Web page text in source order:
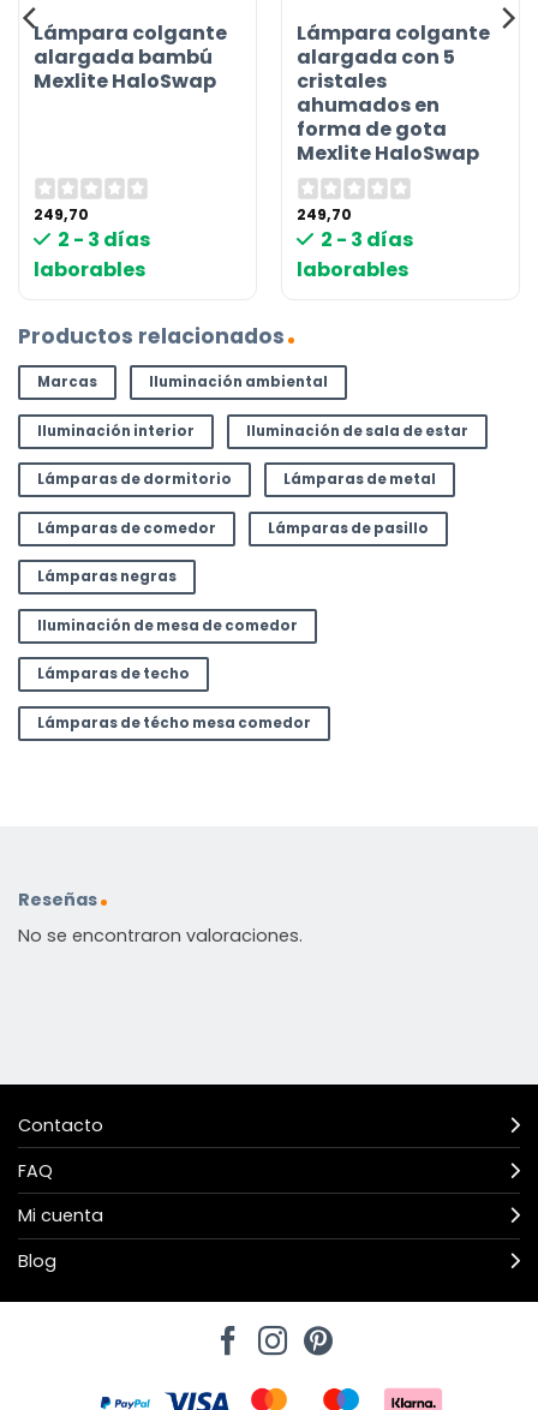
Lámpara colgante
alargada bambú
Mexlite HaloSwap
249,70
2 - 3 días
laborables
Lámpara colgante
alargada con 5
cristales
ahumados en
forma de gota
Mexlite HaloSwap
249,70
2 - 3 días
laborables
Productos relacionados
Marcas Iluminación ambiental
Iluminación interior Iluminación de sala de estar
Lámparas de dormitorio Lámparas de metal
Lámparas de comedor Lámparas de pasillo
Lámparas negras
Iluminación de mesa de comedor
Lámparas de techo
Lámparas de técho mesa comedor
Reseñas
No se encontraron valoraciones.
Contacto
FAQ
Mi cuenta
Blog